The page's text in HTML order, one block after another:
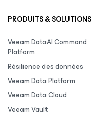
PRODUITS & SOLUTIONS
Veeam DataAI Command
Platform
Résilience des données
Veeam Data Platform
Veeam Data Cloud
Veeam Vault